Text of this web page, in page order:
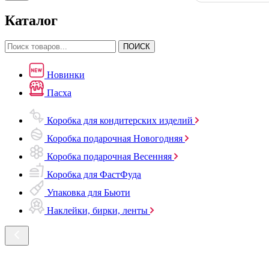
Каталог
ПОИСК
Новинки
Пасха
Коробка для кондитерских изделий
Коробка подарочная Новогодняя
Коробка подарочная Весенняя
Коробка для ФастФуда
Упаковка для Бьюти
Наклейки, бирки, ленты